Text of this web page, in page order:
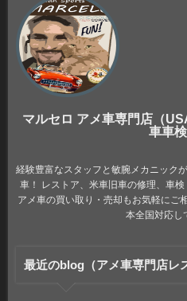
マルセロ アメ車専門店（
車車検
経験豊富なスタッフと敏腕メカニック
車！ レストア、米車旧車の修理、車検
アメ車の買い取り・売却もお気軽にご
本全国対応し
最近のblog（アメ車専門店レ